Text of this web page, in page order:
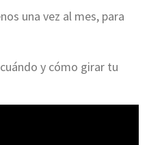
una vez al mes, para
y cómo girar tu